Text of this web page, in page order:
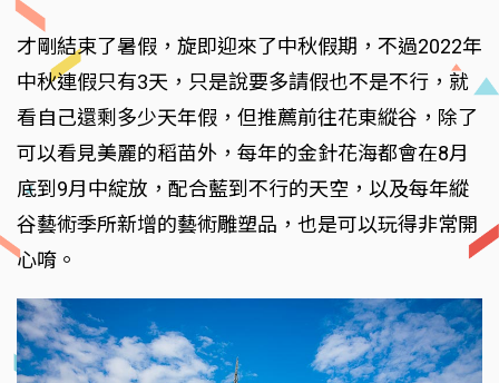
才剛結束了暑假，旋即迎來了中秋假期，不過2022年
中秋連假只有3天，只是說要多請假也不是不行，就
看自己還剩多少天年假，但推薦前往花東縱谷，除了
可以看見美麗的稻苗外，每年的金針花海都會在8月
底到9月中綻放，配合藍到不行的天空，以及每年縱
谷藝術季所新增的藝術雕塑品，也是可以玩得非常開
心唷。